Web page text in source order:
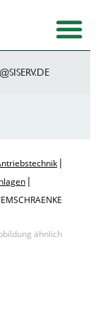
ED.VRE
|
|
ähnlich